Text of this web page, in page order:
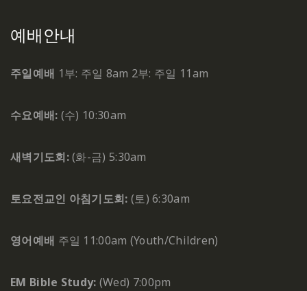
예배안내
주일예배 1부: 주일 8am 2부: 주일 11am
수요예배: (수) 10:30am
새벽기도회:(화-금) 5:30am
토요전교인 아침기도회: (토) 6:30am
영어예배 주일 11:00am (Youth/Children)
EM Bible Study: (Wed) 7:00pm